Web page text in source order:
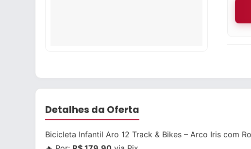
Detalhes da Oferta
Bicicleta Infantil Aro 12 Track & Bikes – Arco Iris com